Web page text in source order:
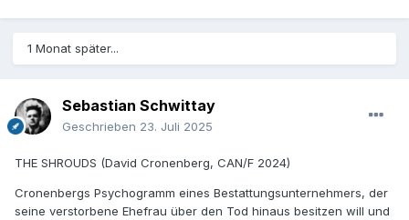
1 Monat später...
Sebastian Schwittay
Geschrieben 23. Juli 2025
THE SHROUDS (David Cronenberg, CAN/F 2024)
Cronenbergs Psychogramm eines Bestattungsunternehmers, der
seine verstorbene Ehefrau über den Tod hinaus besitzen will und